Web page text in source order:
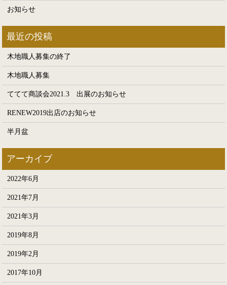
お知らせ
木地職人募集の終了
木地職人募集
ててて商談会2021.3 出展のお知らせ
RENEW2019出店のお知らせ
半月盆
2022年6月
2021年7月
2021年3月
2019年8月
2019年2月
2017年10月